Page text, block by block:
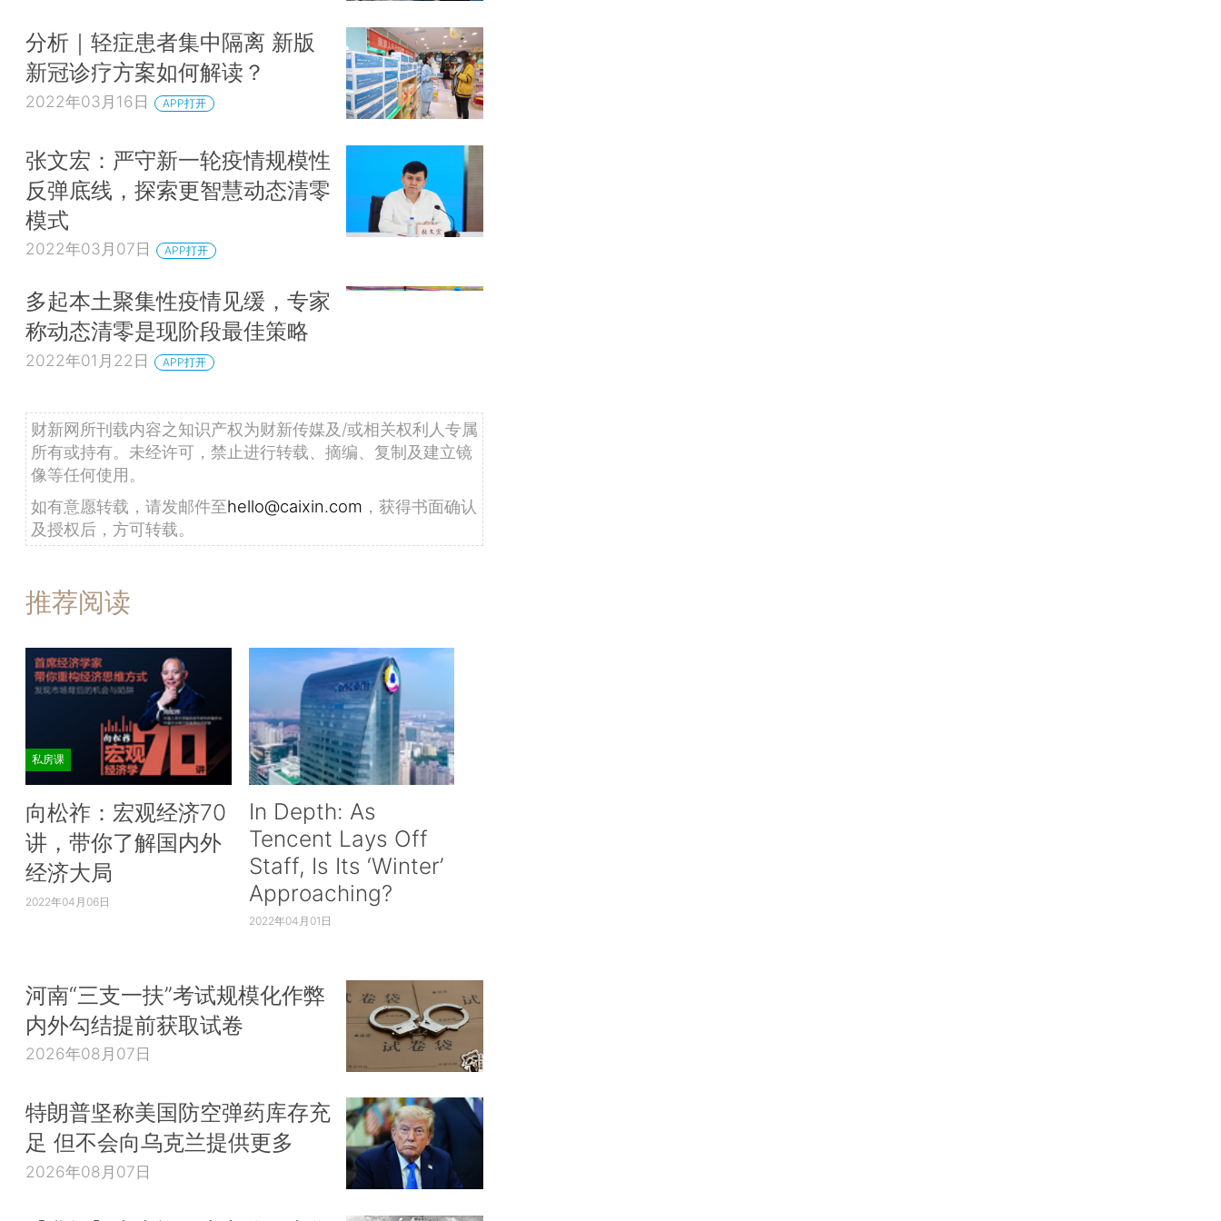
分析｜轻症患者集中隔离 新版
新冠诊疗方案如何解读？
2022年03月16日 APP打开
张文宏：严守新一轮疫情规模性
反弹底线，探索更智慧动态清零
模式
2022年03月07日 APP打开
多起本土聚集性疫情见缓，专家
称动态清零是现阶段最佳策略
2022年01月22日 APP打开
财新网所刊载内容之知识产权为财新传媒及/或相关权利人专属
所有或持有。未经许可，禁止进行转载、摘编、复制及建立镜
像等任何使用。
如有意愿转载，请发邮件至hello@caixin.com ，获得书面确认
及授权后，方可转载。
推荐阅读
私房课
向松祚：宏观经济70
讲，带你了解国内外
经济大局
2022年04月06日
In Depth: As
Tencent Lays Off
Staff, Is Its ‘Winter’
Approaching?
2022年04月01日
河南“三支一扶”考试规模化作弊
内外勾结提前获取试卷
2026年08月07日
特朗普坚称美国防空弹药库存充
足 但不会向乌克兰提供更多
2026年08月07日